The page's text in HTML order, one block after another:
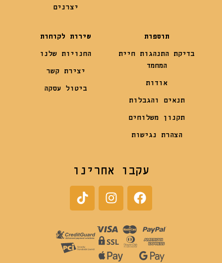
יצרנים
תוספות
בדיקת התנהגות חיית
המחמד
אודות
תנאים והגבלות
תקנון משלוחים
הצהרת נגישות
שירות לקוחות
החנויות שלנו
יצירת קשר
ביטול עסקה
עקבו אחרינו